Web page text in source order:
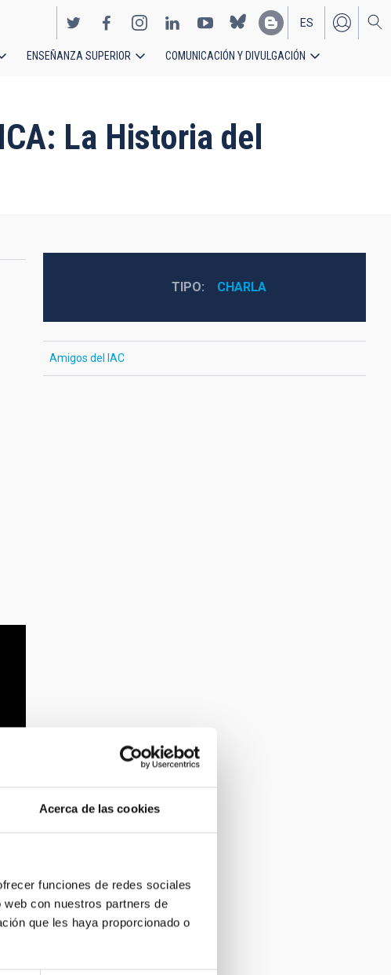
Acerca de las cookies
funciones de redes sociales
con nuestros partners de
que les haya proporcionado o
EN
ES
ENSEÑANZA SUPERIOR COMUNICACIÓN Y DIVULGACIÓN
La Historia del
TIPO CHARLA
Amigos del IAC